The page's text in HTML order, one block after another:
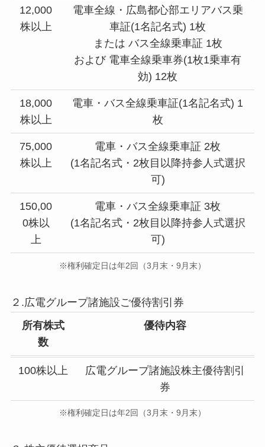
12,000
株以上
電車全線・広島都心部エリアバス乗
車証(1名記名式) 1枚
または バス全線乗車証 1枚
および 電車全線乗車券(1枚1乗車有
効) 12枚
18,000
株以上
電車・バス全線乗車証(1名記名式) 1
枚
75,000
株以上
電車・バス全線乗車証 2枚
(1名記名式・2枚目以降持参人式選択
可)
150,00
0株以
上
電車・バス全線乗車証 3枚
(1名記名式・2枚目以降持参人式選択
可)
※権利確定日は年2回（3月末・9月末）
２.広電グループ諸施設ご優待割引券
所有株式
数
優待内容
100株以上
広電グループ諸施設株主優待割引
券
※権利確定日は年2回（3月末・9月末）